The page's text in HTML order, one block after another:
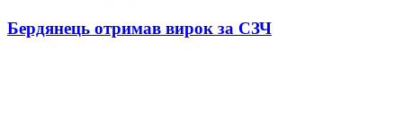
Бердянець отримав вирок за СЗЧ